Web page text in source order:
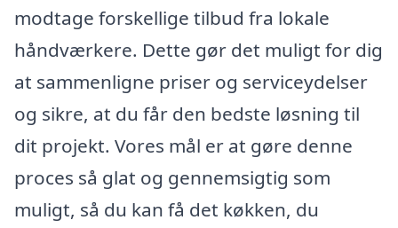
modtage forskellige tilbud fra lokale
håndværkere. Dette gør det muligt for dig
at sammenligne priser og serviceydelser
og sikre, at du får den bedste løsning til
dit projekt. Vores mål er at gøre denne
proces så glat og gennemsigtig som
muligt, så du kan få det køkken, du